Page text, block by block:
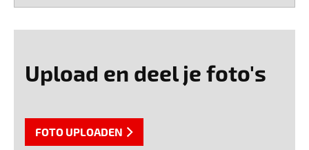
Upload en deel je foto's
FOTO UPLOADEN